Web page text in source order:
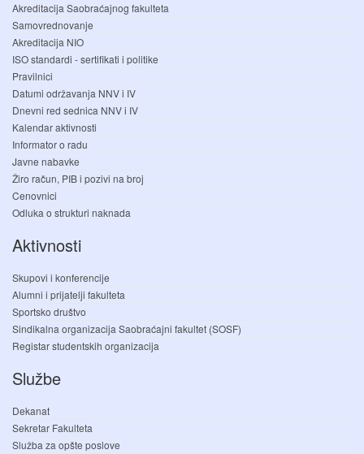
Akreditacija Saobraćajnog fakulteta
Samovrednovanje
Akreditacija NIO
ISO standardi - sertifikati i politike
Pravilnici
Datumi održavanja NNV i IV
Dnevni red sednica NNV i IV
Kalendar aktivnosti
Informator o radu
Javne nabavke
Žiro račun, PIB i pozivi na broj
Cenovnici
Odluka o strukturi naknada
Aktivnosti
Skupovi i konferencije
Alumni i prijatelji fakulteta
Sportsko društvo
Sindikalna organizacija Saobraćajni fakultet (SOSF)
Registar studentskih organizacija
Službe
Dekanat
Sekretar Fakulteta
Služba za opšte poslove